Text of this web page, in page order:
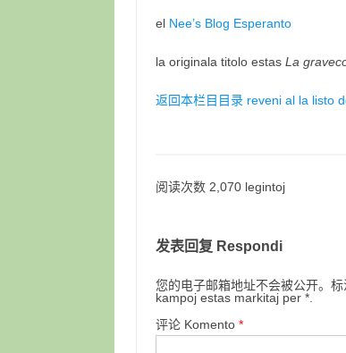
el Nee’s Blog Esperanto
la originala titolo estas La
返回本栏目目录 reveni al la listo
阅读次数 2,070 legintoj
发表回复 Respondi
您的电子邮箱地址不会被公开。
kampoj estas markitaj per *.
评论 Komento *